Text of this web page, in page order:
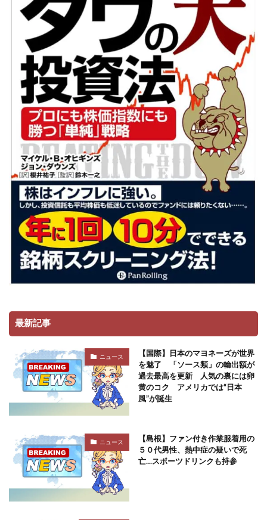
最新記事
ニュース
【国際】日本のマヨネーズが世界
を魅了 「ソース類」の輸出額が
過去最高を更新 人気の裏には卵
黄のコク アメリカでは“日本
風”が誕生
ニュース
【島根】ファン付き作業服着用の
５０代男性、熱中症の疑いで死
亡…スポーツドリンクも持参